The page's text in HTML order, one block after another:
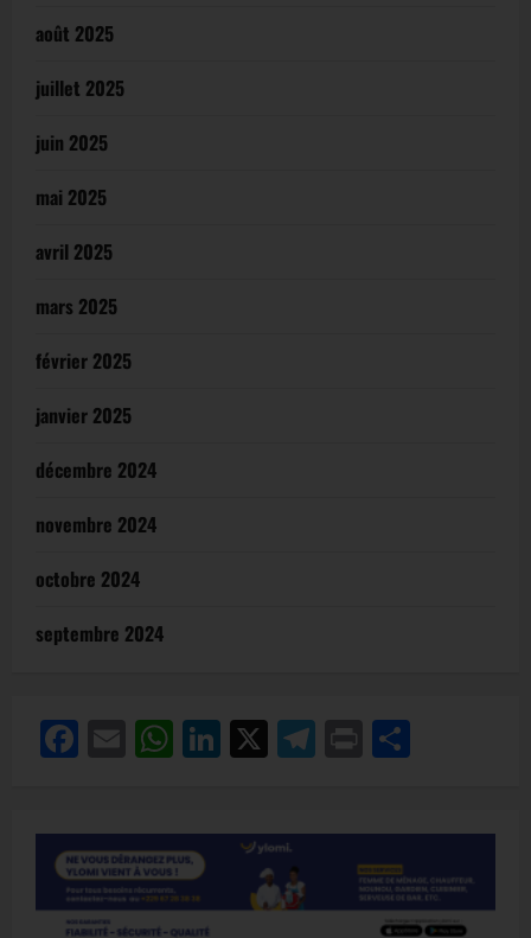
août 2025
juillet 2025
juin 2025
mai 2025
avril 2025
mars 2025
février 2025
janvier 2025
décembre 2024
novembre 2024
octobre 2024
septembre 2024
Facebook
EmailWhatsApp
LinkedIn
X Telegram
Print